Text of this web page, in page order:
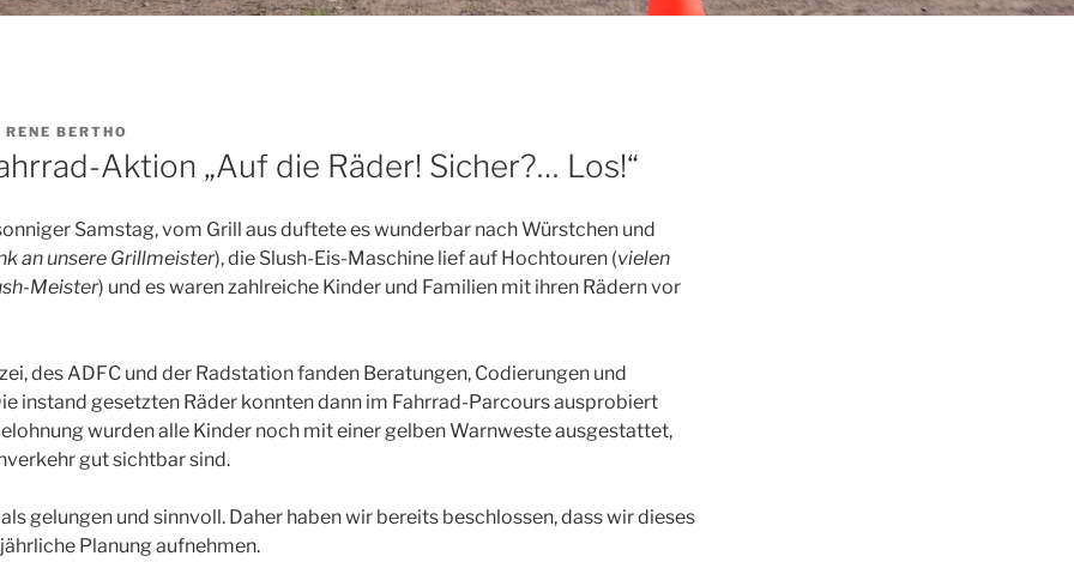
RENE BERTHO
Aktion „Auf die Räder! Sicher?… Los!“
Samstag, vom Grill aus duftete es wunderbar nach Würstchen und
an unsere Grillmeister), die Slush-Eis-Maschine lief auf Hochtouren (vielen
Meister) und es waren zahlreiche Kinder und Familien mit ihren Rädern vor
des ADFC und der Radstation fanden Beratungen, Codierungen und
instand gesetzten Räder konnten dann im Fahrrad-Parcours ausprobiert
wurden alle Kinder noch mit einer gelben Warnweste ausgestattet,
gut sichtbar sind.
gelungen und sinnvoll. Daher haben wir bereits beschlossen, dass wir dieses
Planung aufnehmen.